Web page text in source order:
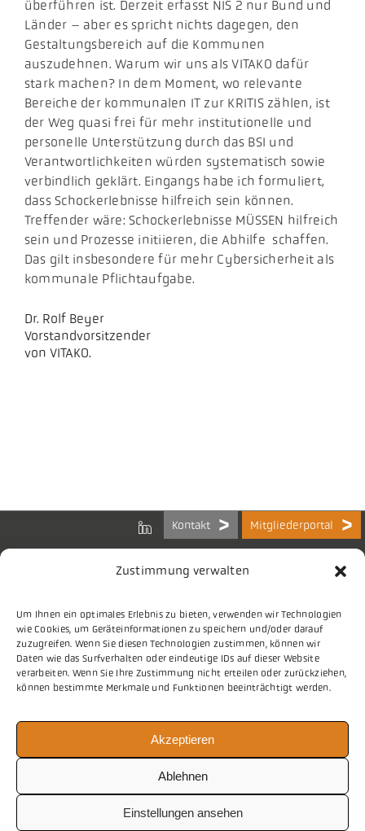
Zustimmung verwalten
Um Ihnen ein optimales Erlebnis zu bieten, verwenden wir Technologien
wie Cookies, um Geräteinformationen zu speichern und/oder darauf
zuzugreifen. Wenn Sie diesen Technologien zustimmen, können wir
Daten wie das Surfverhalten oder eindeutige IDs auf dieser Website
verarbeiten. Wenn Sie Ihre Zustimmung nicht erteilen oder zurückziehen,
können bestimmte Merkmale und Funktionen beeinträchtigt werden.
Akzeptieren
Ablehnen
Einstellungen ansehen
überführen ist. Derzeit erfasst NIS 2 nur Bund und
Länder – aber es spricht nichts dagegen, den
Gestaltungsbereich auf die Kommunen
auszudehnen. Warum wir uns als VITAKO dafür
stark machen? In dem Moment, wo relevante
Bereiche der kommunalen IT zur KRITIS zählen, ist
der Weg quasi frei für mehr institutionelle und
personelle Unterstützung durch das BSI und
Verantwortlichkeiten würden systematisch sowie
verbindlich geklärt. Eingangs habe ich formuliert,
dass Schockerlebnisse hilfreich sein können.
Treffender wäre: Schockerlebnisse MÜSSEN hilfreich
sein und Prozesse initiieren, die Abhilfe schaffen.
Das gilt insbesondere für mehr Cybersicherheit als
kommunale Pflichtaufgabe.
Dr. Rolf Beyer
Vorstandvorsitzender
von VITAKO.
Kontakt Mitgliederportal
Bundes-Arbeitsgemeinschaft
der Kommunalen IT-Dienstleister e.V.
Charlottenstraße 65
10117 Berlin
Tel.030 2063 156 0
info@vitako.de